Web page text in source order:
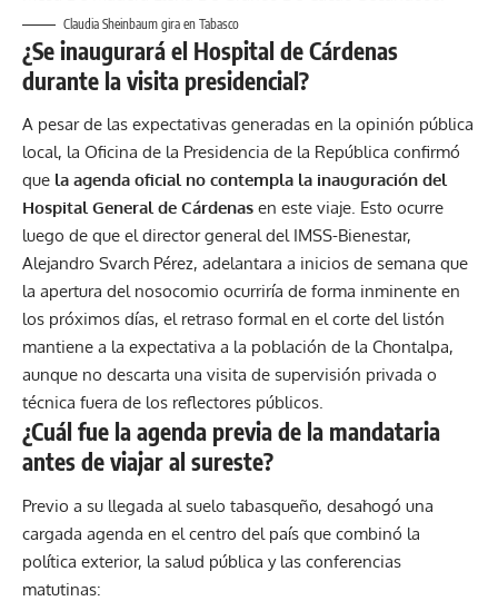
Claudia Sheinbaum gira en Tabasco
¿Se inaugurará el Hospital de Cárdenas
durante la visita presidencial?
A pesar de las expectativas generadas en la opinión pública
local, la Oficina de la Presidencia de la República confirmó
que la agenda oficial no contempla la inauguración del
Hospital General de Cárdenas en este viaje. Esto ocurre
luego de que el director general del IMSS-Bienestar,
Alejandro Svarch Pérez, adelantara a inicios de semana que
la apertura del nosocomio ocurriría de forma inminente en
los próximos días, el retraso formal en el corte del listón
mantiene a la expectativa a la población de la Chontalpa,
aunque no descarta una visita de supervisión privada o
técnica fuera de los reflectores públicos.
¿Cuál fue la agenda previa de la mandataria
antes de viajar al sureste?
Previo a su llegada al suelo tabasqueño, desahogó una
cargada agenda en el centro del país que combinó la
política exterior, la salud pública y las conferencias
matutinas: